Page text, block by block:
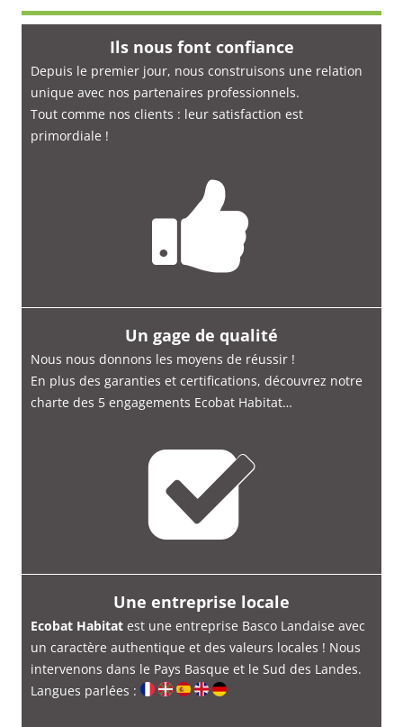
Ils nous font confiance
Depuis le premier jour, nous construisons une relation
unique avec nos partenaires professionnels.
Tout comme nos clients : leur satisfaction est
primordiale !
Un gage de qualité
Nous nous donnons les moyens de réussir !
En plus des garanties et certifications, découvrez notre
charte des 5 engagements Ecobat Habitat…
Une entreprise locale
Ecobat Habitat est une entreprise Basco Landaise avec
un caractère authentique et des valeurs locales ! Nous
intervenons dans le Pays Basque et le Sud des Landes.
Langues parlées :